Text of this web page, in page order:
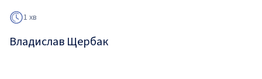
1 хв
Владислав Щербак